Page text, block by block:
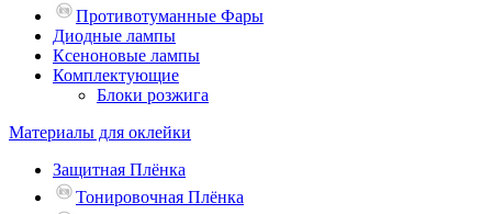
Противотуманные Фары
Диодные лампы
Ксеноновые лампы
Комплектующие
Блоки розжига
Материалы для оклейки
Защитная Плёнка
Тонировочная Плёнка